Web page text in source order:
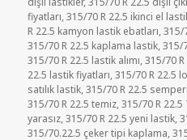
fiyatları,315/70 R 22.5 ikinci el
R 22.5 kamyon lastik ebatları,315/
315/70 R 22.5 kaplama lastik,315/
315/70 R 22.5 lastik alımı,315/70
22.5 lastik fiyatları,315/70 R 22.5
satılık lastik,315/70 R 22.5
315/70 R 22.5 temiz,315/70 R 22.5
yarasız,315/70 R 22.5 yeni lastik,
315/70.22.5 çeker tipi kaplama,